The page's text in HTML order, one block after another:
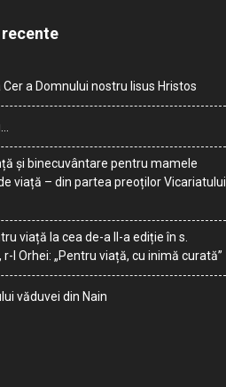
Cer a Domnului nostru Iisus Hristos
și binecuvântare pentru mamele
viață – din partea preoților Vicariatului
viață la cea de-a II-a ediție în s.
r-l Orhei: „Pentru viață, cu inimă curată”
văduvei din Nain